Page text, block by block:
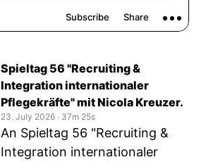
Spieltag 56 "Recruiting &
Integration internationaler
Pflegekräfte" mit Nicola Kreuzer.
23. July 2026 ‧ 37m 25s
An Spieltag 56 "Recruiting &
Integration internationaler